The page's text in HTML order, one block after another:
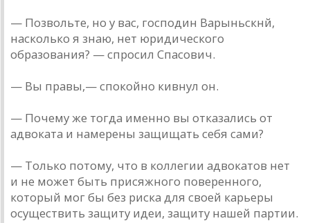
— Позвольте, но у вас, господин Варыньскнй,
насколько я знаю, нет юридического
образования? — спросил Спасович.
— Вы правы,— спокойно кивнул он.
— Почему же тогда именно вы отказались от
адвоката и намерены защищать себя сами?
— Только потому, что в коллегии адвокатов нет
и не может быть присяжного поверенного,
который мог бы без риска для своей карьеры
осуществить защиту идеи, защиту нашей партии.